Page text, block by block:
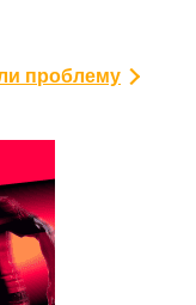
проблему